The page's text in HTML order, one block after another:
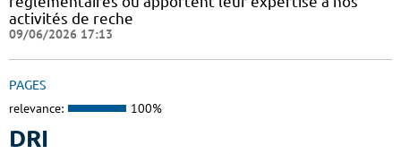
activités de reche
09/06/2026 17:13
PAGES
relevance: 100%
DRI